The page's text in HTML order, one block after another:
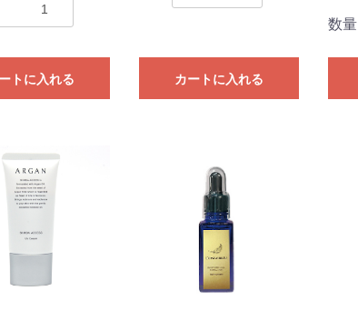
トに入れる カートに入れる
数量